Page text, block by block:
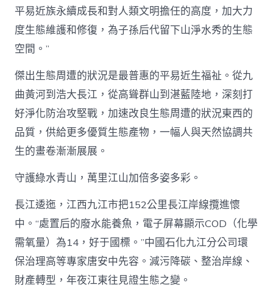
平易近族永續成長和對人類文明擔任的高度，加大力
度生態維護和修復，為子孫后代留下山淨水秀的生態
空間。”
傑出生態周遭的狀況是最普惠的平易近生福祉。從九
曲黃河到浩大長江，從高聳群山到湛藍陸地，深刻打
好淨化防治攻堅戰，加速改良生態周遭的狀況東西的
品質，供給更多優質生態產物，一幅人與天然協調共
生的畫卷漸漸展展。
守護綠水青山，萬里江山加倍多姿多彩。
長江逶迤，江西九江市把152公里長江岸線攬進懷
中。“處置后的廢水能養魚，電子屏幕顯示COD（化學
需氧量）為14，好于國標。”中國石化九江分公司環
保治理高等專家唐安中先容。減污降碳、整治岸線、
財產轉型，年夜江東往見證生態之變。